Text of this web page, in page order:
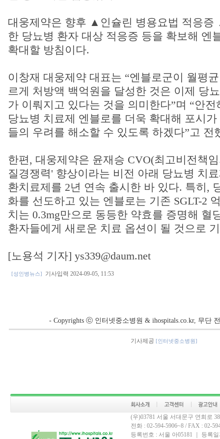
대웅제약은 향후 ▲인슐린 병용요법 적응
한 당뇨병 환자 대상 적응증 등을 확보해 엔
확대할 방침이다.
이창재 대웅제약 대표는 “엔블로군이 월평
르게 처방액 백억원을 달성한 것은 이제 당
가 이뤄지고 있다는 것을 의미한다”며 “안
당뇨병 치료제 엔블로를 더욱 확대해 포시
들의 우려를 해소할 수 있도록 하겠다”고 전
한편, 대웅제약은 윤재승 CVO(최고비전책
질경쟁력' 향상이라는 비전 아래 당뇨병 치
환치료제를 2년 연속 출시한 바 있다. 특히,
화를 선도하고 있는 엔블로는 기존 SGLT-2
치는 0.3mg만으로 동등한 약효를 증명해 혈
환자들에게 새로운 치료 옵션이 될 것으로
[노용석 기자] ys339@daum.net
[성인병뉴스] 기사입력 2024-09-05, 11:53
- Copyrights ⓒ 인터넷중소병원 & ihospitals.co.kr, 무단
기사제공 [인터넷중소병원]
(우)03781 서울 서대문구 연희로
전화 : 02-594-5906~8 / FAX : 02-
등록번호 : 서울 아05181 ｜ 등록